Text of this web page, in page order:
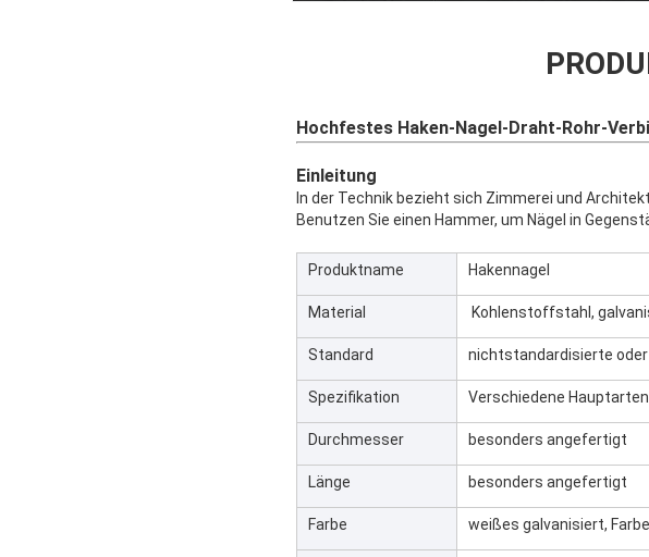
Hochfestes Haken-Nagel-Draht-Rohr-
Einleitung
In der Technik bezieht sich Zimmerei und
Benutzen Sie einen Hammer, um Nägel in
Produktname Hakennagel
Material Kohlenstoffstahl,
Standard nichtstandardisierte
Spezifikation Verschiedene
Durchmesser besonders angefertigt
Länge besonders angefertigt
Farbe weißes galvanisiert,